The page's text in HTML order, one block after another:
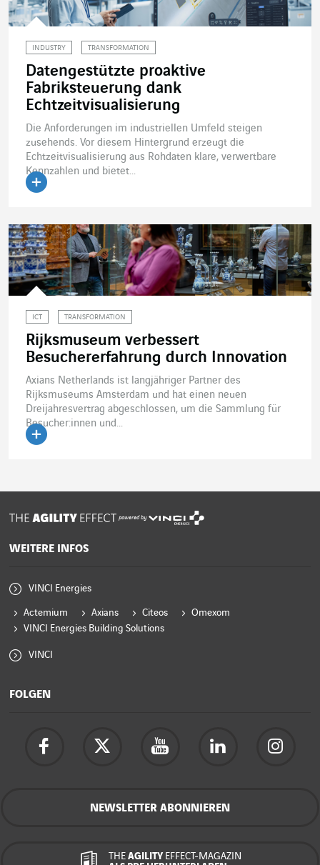
INDUSTRY TRANSFORMATION
Datengestützte proaktive
Fabriksteuerung dank
Echtzeitvisualisierung
Die Anforderungen im industriellen Umfeld steigen
zusehends. Vor diesem Hintergrund erzeugt die
Echtzeitvisualisierung aus Rohdaten klare, verwertbare
Kennzahlen und bietet...
ICT TRANSFORMATION
Rijksmuseum verbessert
Besuchererfahrung durch Innovation
Axians Netherlands ist langjähriger Partner des
Rijksmuseums Amsterdam und hat einen neuen
Dreijahresvertrag abgeschlossen, um die Sammlung für
Besucher:innen und...
powered by
WEITERE INFOS
VINCI Energies
Actemium Axians Citeos
Omexom
VINCI Energies Building Solutions
VINCI
FOLGEN
NEWSLETTER ABONNIEREN
THE AGILITY EFFECT-MAGAZIN